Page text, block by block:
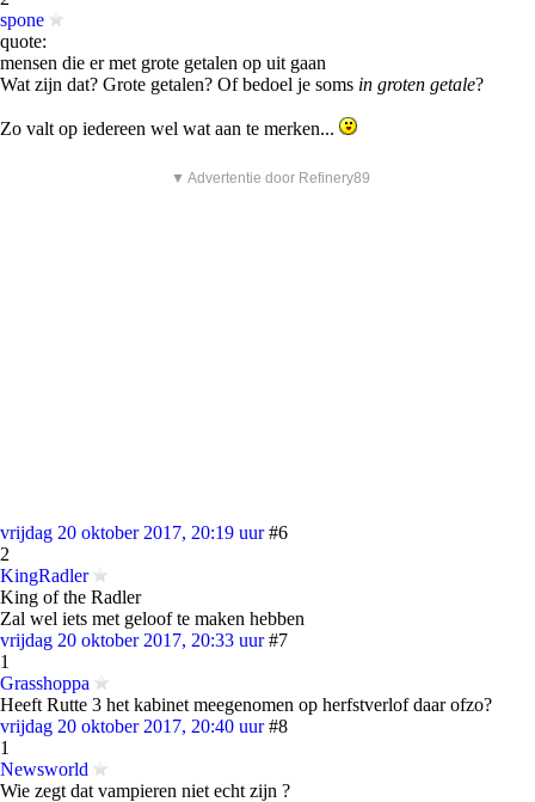
spone
quote:
mensen die er met grote getalen op uit gaan
Wat zijn dat? Grote getalen? Of bedoel je soms in groten getale?
Zo valt op iedereen wel wat aan te merken...
▼ Advertentie door Refinery89
vrijdag 20 oktober 2017, 20:19 uur #6
2
KingRadler
King of the Radler
Zal wel iets met geloof te maken hebben
vrijdag 20 oktober 2017, 20:33 uur #7
1
Grasshoppa
Heeft Rutte 3 het kabinet meegenomen op herfstverlof daar ofzo?
vrijdag 20 oktober 2017, 20:40 uur #8
1
Newsworld
Wie zegt dat vampieren niet echt zijn ?